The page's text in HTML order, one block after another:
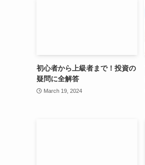
初心者から上級者まで！投資の
疑問に全解答
March 19, 2024